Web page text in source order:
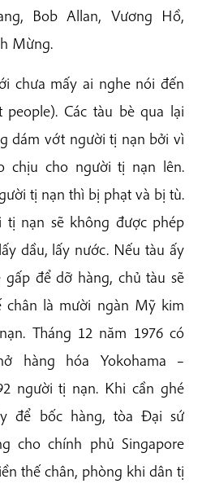
Bob Allan, Vương Hồ,
Mừng.
chưa mấy ai nghe nói đến
Các tàu bè qua lại
dám vớt người tị nạn bởi vì
chịu cho người tị nạn lên.
tị nạn thì bị phạt và bị tù.
tị nạn sẽ không được phép
dầu, lấy nước. Nếu tàu ấy
gấp để dỡ hàng, chủ tàu sẽ
chân là mười ngàn Mỹ kim
Tháng 12 năm 1976 có
hàng hóa Yokohama –
người tị nạn. Khi cần ghé
để bốc hàng, tòa Đại sứ
cho chính phủ Singapore
thế chân, phòng khi dân tị